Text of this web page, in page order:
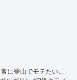
に登山でモテたいこ